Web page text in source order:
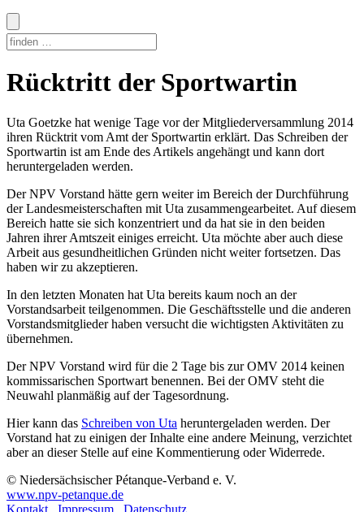
Skip
to
Rücktritt der Sportwartin
Uta Goetzke hat wenige Tage vor der Mitgliederversammlung 2014
ihren Rücktrit vom Amt der Sportwartin erklärt. Das Schreiben der
Sportwartin ist am Ende des Artikels angehängt und kann dort
heruntergeladen werden.
Der NPV Vorstand hätte gern weiter im Bereich der Durchführung
der Landesmeisterschaften mit Uta zusammengearbeitet. Auf diesem
Bereich hatte sie sich konzentriert und da hat sie in den beiden
Jahren ihrer Amtszeit einiges erreicht. Uta möchte aber auch diese
Arbeit aus gesundheitlichen Gründen nicht weiter fortsetzen. Das
haben wir zu akzeptieren.
In den letzten Monaten hat Uta bereits kaum noch an der
Vorstandsarbeit teilgenommen. Die Geschäftsstelle und die anderen
Vorstandsmitglieder haben versucht die wichtigsten Aktivitäten zu
übernehmen.
Der NPV Vorstand wird für die 2 Tage bis zur OMV 2014 keinen
kommissarischen Sportwart benennen. Bei der OMV steht die
Neuwahl planmäßig auf der Tagesordnung.
Hier kann das Schreiben von Uta heruntergeladen werden. Der
Vorstand hat zu einigen der Inhalte eine andere Meinung, verzichtet
aber an dieser Stelle auf eine Kommentierung oder Widerrede.
© Niedersächsischer Pétanque-Verband e. V.
www.npv-petanque.de
Kontakt
Impressum Datenschutz